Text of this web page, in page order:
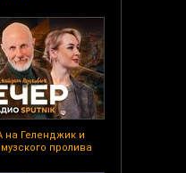
на Геленджик и
пролива